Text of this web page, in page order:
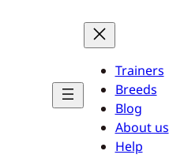
Trainers
Breeds
Blog
About us
Help